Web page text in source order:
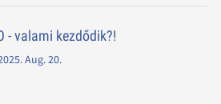
- valami kezdődik?!
Aug. 20.